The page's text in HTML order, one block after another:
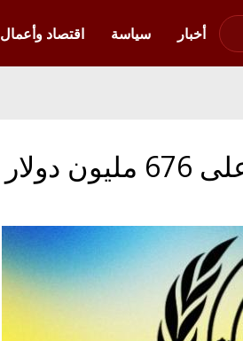
أخبار
سياسة اقتصاد وأعمال
أوكرانيا بالعربية | أوكرانيا ستحصل على 676 مليون دولار